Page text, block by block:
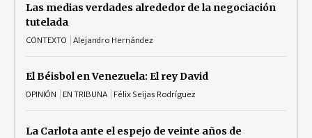
Las medias verdades alrededor de la negociación
tutelada
CONTEXTO Alejandro Hernández
El Béisbol en Venezuela: El rey David
OPINIÓN EN TRIBUNA Félix Seijas Rodríguez
La Carlota ante el espejo de veinte años de